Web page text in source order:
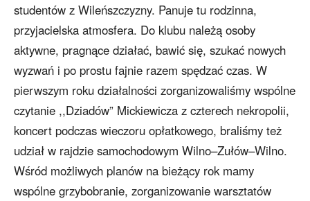
studentów z Wileńszczyzny. Panuje tu rodzinna,
przyjacielska atmosfera. Do klubu należą osoby
aktywne, pragnące działać, bawić się, szukać nowych
wyzwań i po prostu fajnie razem spędzać czas. W
pierwszym roku działalności zorganizowaliśmy wspólne
czytanie ,,Dziadów” Mickiewicza z czterech nekropolii,
koncert podczas wieczoru opłatkowego, braliśmy też
udział w rajdzie samochodowym Wilno–Zułów–Wilno.
Wśród możliwych planów na bieżący rok mamy
wspólne grzybobranie, zorganizowanie warsztatów